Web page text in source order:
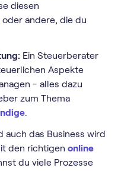
diesen
oder andere, die du
Ein Steuerberater
Aspekte
- alles dazu
zum Thema
.
auch das Business wird
den richtigen online
du viele Prozesse